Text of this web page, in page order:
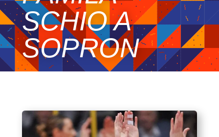
SCHIO A
SOPRON